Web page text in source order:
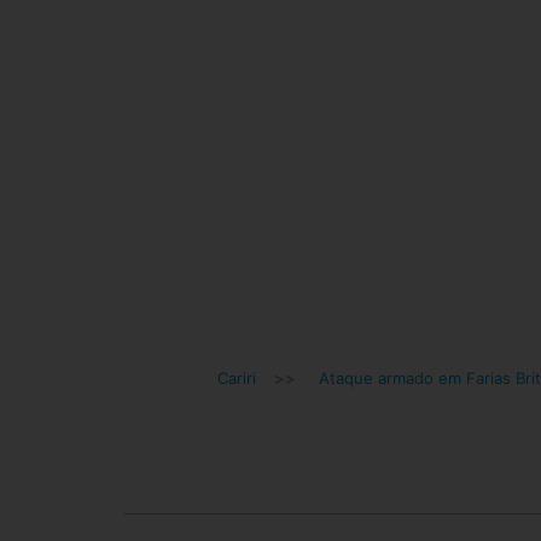
Cariri >> Ataque armado em Farias